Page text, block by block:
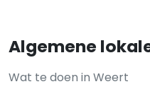
Algemene
Wat te doen in Weert